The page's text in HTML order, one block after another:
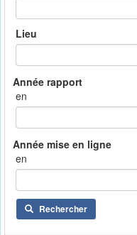
Lieu
en
en
Rechercher